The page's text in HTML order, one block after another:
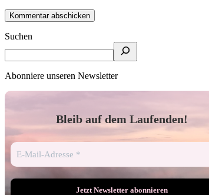
Suchen
Abonniere unseren Newsletter
Bleib auf dem Laufenden!